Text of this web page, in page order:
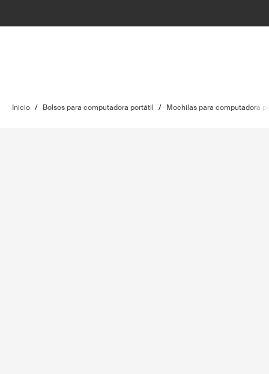
Inicio / Bolsos para computadora portátil / Mochilas para computadora